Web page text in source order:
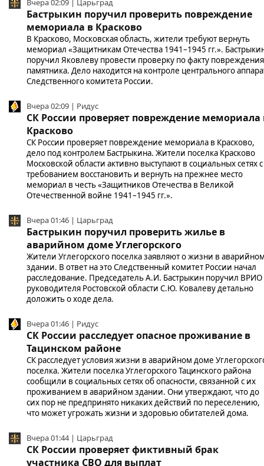
Вчера 02:09 | Царьград
Бастрыкин поручил проверить повреждение
мемориала в Красково
В Красково, Московская область, жители требуют вернуть
мемориал «Защитникам Отечества 1941–1945 гг.».
поручил Яковлеву провести проверку по факту повреждения
памятника. Дело находится на контроле центрального
Следственного комитета России.
Вчера 02:09 | Ридус
СК России проверяет повреждение мемориала
Красково
СК России проверяет повреждение мемориала в Красково,
дело под контролем Бастрыкина. Жители поселка Красково
Московской области активно выступают в социальных сетях с
требованием восстановить и вернуть на прежнее место
мемориал в честь «Защитников Отечества в Великой
Отечественной войне 1941–1945 гг.».
Вчера 01:46 | Царьград
Бастрыкин поручил проверить жилье в
аварийном доме Углегорского
Жители Углегорского поселка заявляют о жизни в
здании. В ответ на это Следственный комитет России начал
расследование. Председатель А.И. Бастрыкин поручил ВРИО
руководителя Ростовской области С.Ю. Ковалеву детально
доложить о ходе дела.
Вчера 01:46 | Ридус
СК России расследует опасное проживание в
Тацинском районе
СК расследует условия жизни в аварийном доме
поселка. Жители поселка Углегорского Тацинского района
сообщили в социальных сетях об опасности, связанной с их
проживанием в аварийном здании. Они утверждают, что до
сих пор не предпринято никаких действий по переселению,
что может угрожать жизни и здоровью обитателей дома.
Вчера 01:44 | Царьград
СК России проверяет фиктивный брак
участника СВО для выплат